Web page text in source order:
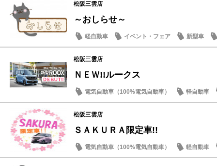
松阪三雲店
～おしらせ～
軽自動車 イベント・フェア 新型車
松阪三雲店
ＮＥＷ!!ルークス
電気自動車（100%電気自動車） 軽自動車
松阪三雲店
ＳＡＫＵＲＡ限定車!!
電気自動車（100%電気自動車）
軽自動車
サクラ